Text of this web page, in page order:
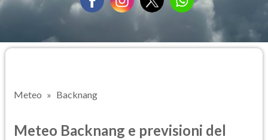
Meteo Backnang
Meteo Backnang e previsioni del